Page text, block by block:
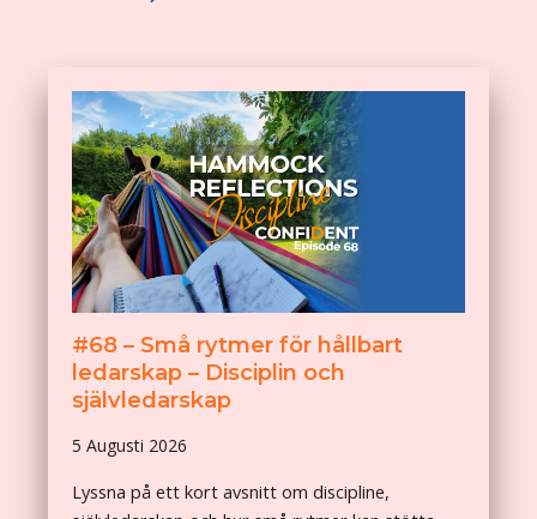
#68 – Små rytmer för hållbart
ledarskap – Disciplin och
självledarskap
5 Augusti 2026
Lyssna på ett kort avsnitt om discipline,